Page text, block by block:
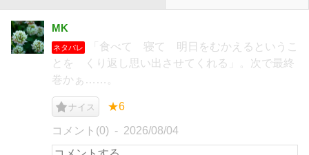
MK
ネタバレ
「食べて 寝て 明日をむかえるというこ
とを くり返し思い出させてくれる」。次で最終
巻かぁ……。
ナイス ★6
コメント(0) 2026/08/04